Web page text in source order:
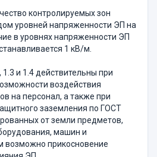
контролируемых зон
уровней напряженности ЭП на
в уровнях напряженности ЭП
1 кВ/м.
1.3 и 1.4 действительны при
воздействия
на персонал, а также при
заземления по ГОСТ
от земли предметов,
машин и
возможно прикосновение